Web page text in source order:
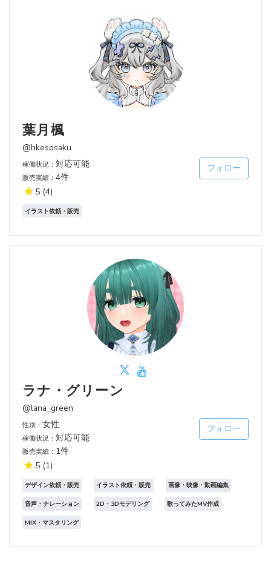
葉月楓
@hkesosaku
稼働状況： 対応可能
販売実績： 4件
5 (4)
フォロー
イラスト依頼・販売
ラナ・グリーン
@lana_green
性別： 女性
稼働状況： 対応可能
販売実績： 1件
5 (1)
フォロー
デザイン依頼・販売 イラスト依頼・販売 画像・映像・動画編集
音声・ナレーション 2D・3Dモデリング 歌ってみたMV作成
MIX・マスタリング